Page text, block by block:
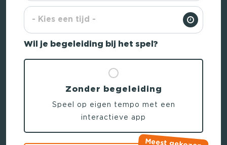
Wil je begeleiding bij het spel?
Zonder begeleiding
Speel op eigen tempo met een
interactieve app